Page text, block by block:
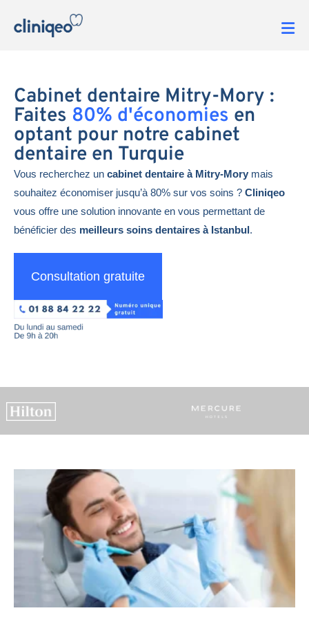
Cabinet dentaire Mitry-Mory :
Faites 80% d'économies en
optant pour notre cabinet
dentaire en Turquie
Vous recherchez un cabinet dentaire à Mitry-Mory mais
souhaitez économiser jusqu’à 80% sur vos soins ? Cliniqeo
vous offre une solution innovante en vous permettant de
bénéficier des meilleurs soins dentaires à Istanbul.
Consultation gratuite